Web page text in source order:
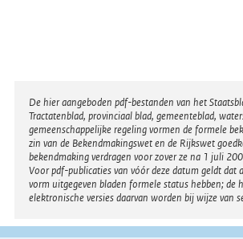
Disclaimer
De hier aangeboden pdf-bestanden van het
Tractatenblad, provinciaal blad, gemeenteblad,
gemeenschappelijke regeling vormen de formele
zin van de Bekendmakingswet en de Rijkswet
bekendmaking verdragen voor zover ze na 1 juli
Voor pdf-publicaties van vóór deze datum geldt dat
vorm uitgegeven bladen formele status hebben; de
elektronische versies daarvan worden bij wijze van